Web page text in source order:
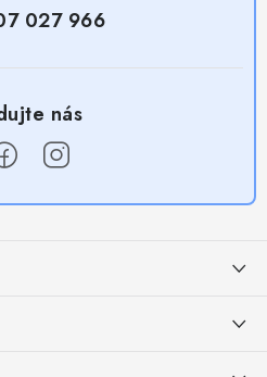
027 966